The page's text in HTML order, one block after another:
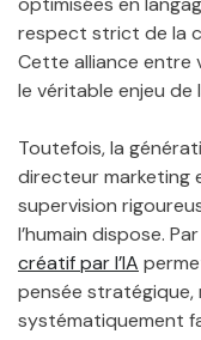
respect strict de la
Cette alliance entre
le véritable enjeu de
Toutefois, la
directeur marketing
supervision
l’humain dispose.
créatif par l’IA
pensée stratégique,
systématiquement